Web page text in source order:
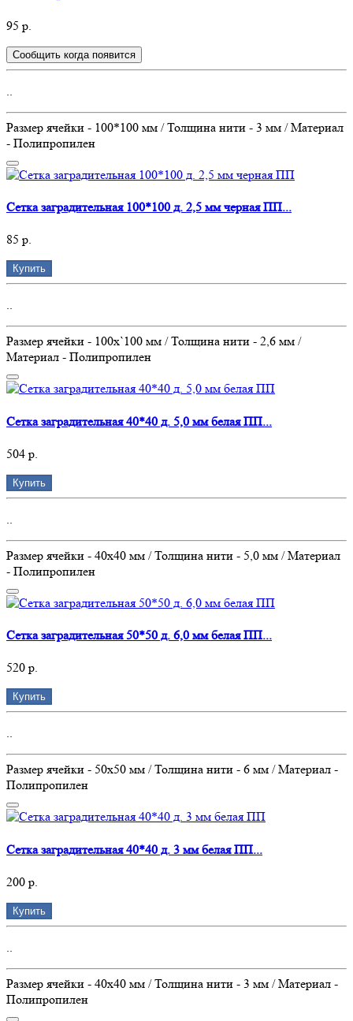
95 р.
Сообщить когда появится
..
Размер ячейки - 100*100 мм / Толщина нити - 3 мм / Материал
- Полипропилен
Сетка заградительная 100*100 д. 2,5 мм черная ПП...
85 р.
Купить
..
Размер ячейки - 100х`100 мм / Толщина нити - 2,6 мм /
Материал - Полипропилен
Сетка заградительная 40*40 д. 5,0 мм белая ПП...
504 р.
Купить
..
Размер ячейки - 40х40 мм / Толщина нити - 5,0 мм / Материал
- Полипропилен
Сетка заградительная 50*50 д. 6,0 мм белая ПП...
520 р.
Купить
..
Размер ячейки - 50х50 мм / Толщина нити - 6 мм / Материал -
Полипропилен
Сетка заградительная 40*40 д. 3 мм белая ПП...
200 р.
Купить
..
Размер ячейки - 40х40 мм / Толщина нити - 3 мм / Материал -
Полипропилен